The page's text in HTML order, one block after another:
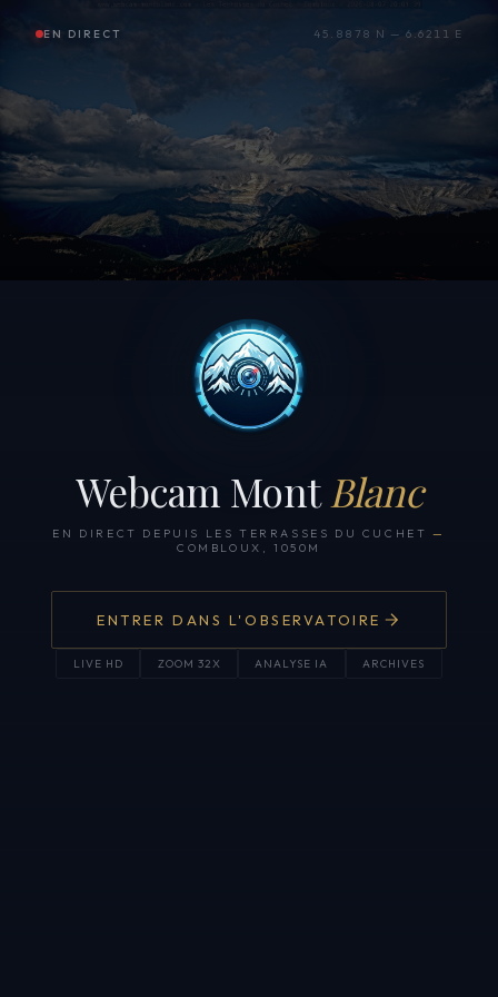
EN DIRECT 45.8878 N — 6.6211 E
Webcam Mont Blanc
EN DIRECT DEPUIS LES TERRASSES DU CUCHET —
COMBLOUX, 1050M
ENTRER DANS L'OBSERVATOIRE
LIVE HD ZOOM 32X ANALYSE IA ARCHIVES